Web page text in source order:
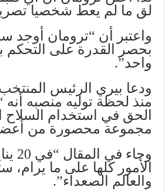
لق ما لم يعط شخصيا
واعتبر أن “ترومان أوجد
بحصر القدرة على
واحد”.
ودعا بيري الرئيس
منذ لحظة توليه منصبه
الحق في استخدام السلاح
مجموعة محصورة من
الأمور كلها على ما يرام،
والعالم الصعداء”.